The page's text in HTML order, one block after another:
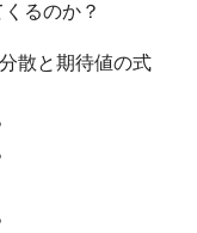
るのか？
散と期待値の式